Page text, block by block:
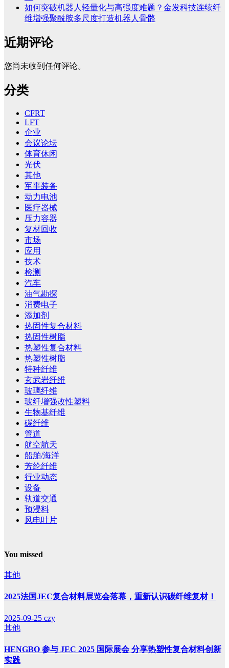
如何突破机器人轻量化与高强度难题？金发科技连续纤
维增强聚酰胺多尺度打造机器人骨骼
近期评论
您尚未收到任何评论。
分类
CFRT
LFT
企业
会议论坛
体育休闲
光伏
其他
军事装备
动力电池
医疗器械
压力容器
复材回收
市场
应用
技术
检测
汽车
油气勘探
消费电子
添加剂
热固性复合材料
热固性树脂
热塑性复合材料
热塑性树脂
特种纤维
玄武岩纤维
玻璃纤维
玻纤增强改性塑料
生物基纤维
碳纤维
管道
航空航天
船舶/海洋
芳纶纤维
行业动态
设备
轨道交通
预浸料
风电叶片
You missed
其他
2025法国JEC复合材料展览会落幕，重新认识碳纤维复材！
2025-09-25 czy
其他
HENGBO 参与 JEC 2025 国际展会 分享热塑性复合材料创新
实践